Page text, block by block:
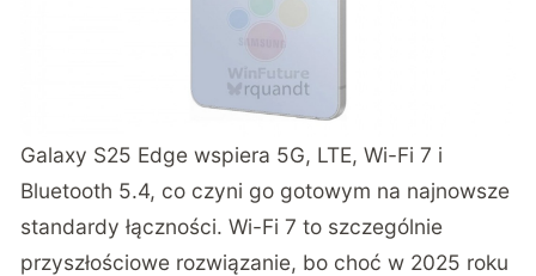
Galaxy S25 Edge wspiera 5G, LTE, Wi-Fi 7 i
Bluetooth 5.4, co czyni go gotowym na najnowsze
standardy łączności. Wi-Fi 7 to szczególnie
przyszłościowe rozwiązanie, bo choć w 2025 roku